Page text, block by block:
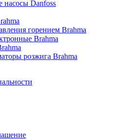
насосы Danfoss
горением Brahma
Brahma
розжига Brahma